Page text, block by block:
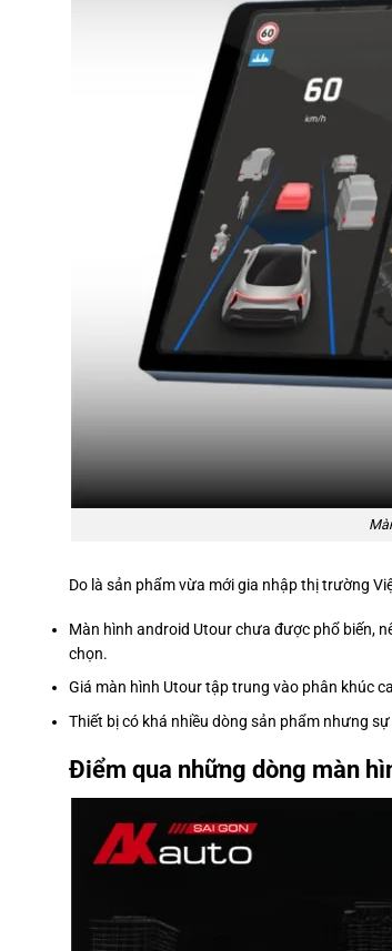
Do là sản phẩm vừa mới gia nhập thị trường
Màn hình android Utour chưa được phổ biến,
chọn.
Giá màn hình Utour tập trung vào phân khúc
Thiết bị có khá nhiều dòng sản phẩm nhưng
Điểm qua những dòng màn